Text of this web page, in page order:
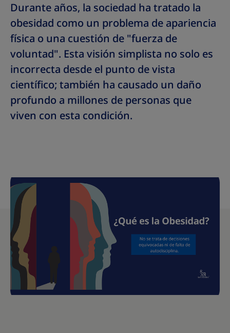
Durante años, la sociedad ha tratado la
obesidad como un problema de apariencia
física o una cuestión de "fuerza de
voluntad". Esta visión simplista no solo es
incorrecta desde el punto de vista
científico; también ha causado un daño
profundo a millones de personas que
viven con esta condición.